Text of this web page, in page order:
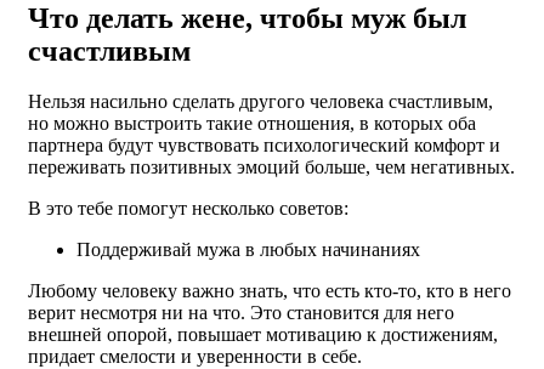
Что делать жене, чтобы муж был
счастливым
Нельзя насильно сделать другого человека счастливым,
но можно выстроить такие отношения, в которых оба
партнера будут чувствовать психологический комфорт и
переживать позитивных эмоций больше, чем негативных.
В это тебе помогут несколько советов:
Поддерживай мужа в любых начинаниях
Любому человеку важно знать, что есть кто-то, кто в него
верит несмотря ни на что. Это становится для него
внешней опорой, повышает мотивацию к достижениям,
придает смелости и уверенности в себе.